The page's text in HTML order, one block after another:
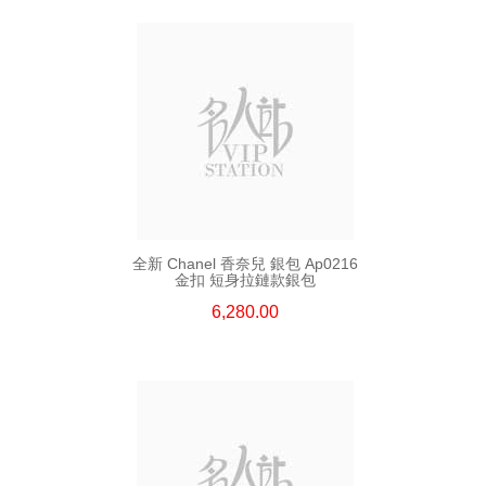
全新 Chanel 香奈兒 銀包 Ap0216
金扣 短身拉鏈款銀包
6,280.00